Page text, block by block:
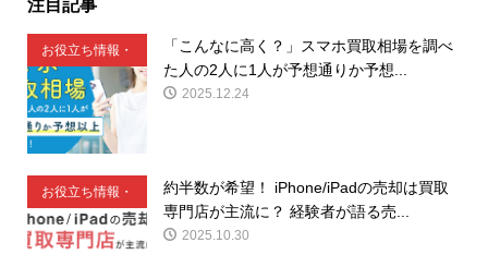
お役立ち情報・
豆知識
「こんなに高く？」スマホ買取相場を調べ
た人の2人に1人が予想通りか予想...
2025.12.24
お役立ち情報・
豆知識
約半数が希望！ iPhone/iPadの売却は買取
専門店が主流に？ 経験者が語る売...
2025.10.30